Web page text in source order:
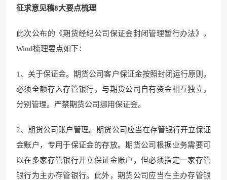
征求意见稿8大要点梳理
此次公布的《期货经纪公司保证金封闭管理暂行办法》，
Wind梳理要点如下：
1、关于保证金。期货公司客户保证金按照封闭运行原则，
必须全额存入存管银行，与期货公司自有资金相互独立，
分别管理。严禁期货公司挪用保证金。
2、期货公司账户管理。期货公司应当在存管银行开立保证
金账户，专用于保证金的存放。期货公司根据业务需要可
以在多家存管银行开立保证金账户，但必须指定一家存管
银行为主办存管银行。此外，期货公司应当在主办存管银